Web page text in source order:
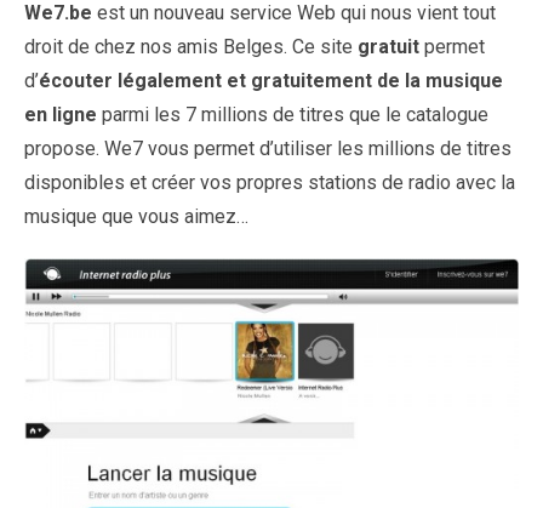
We7.be est un nouveau service Web qui nous vient tout
droit de chez nos amis Belges. Ce site gratuit permet
d’écouter légalement et gratuitement de la musique
en ligne parmi les 7 millions de titres que le catalogue
propose. We7 vous permet d’utiliser les millions de titres
disponibles et créer vos propres stations de radio avec la
musique que vous aimez…